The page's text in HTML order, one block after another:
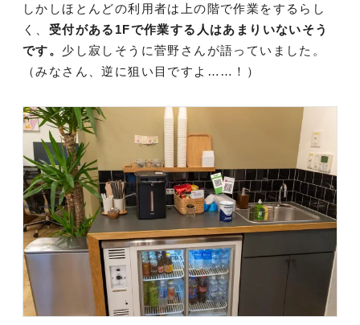
しかしほとんどの利用者は上の階で作業をするらし
く、 受付がある1Fで作業する人はあまりいないそう
です。 少し寂しそうに菅野さんが語っていました。
（みなさん、逆に狙い目ですよ……！）